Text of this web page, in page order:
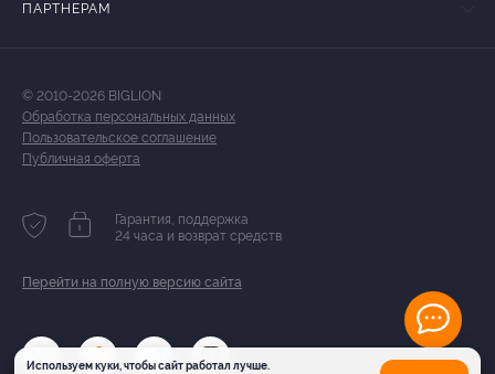
Используем куки, чтобы сайт работал лучше.
ПАРТНЕРАМ
© 2010-2026 BIGLION
Обработка персональных данных
Пользовательское соглашение
Публичная оферта
Гарантия, поддержка
24 часа и возврат средств
Перейти на полную версию сайта